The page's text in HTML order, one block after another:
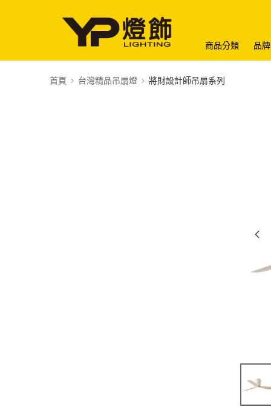
商品分類 品
首頁 台灣精品吊扇燈 將財設計師吊扇系列